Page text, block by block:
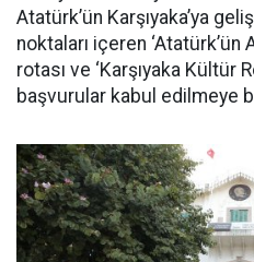
Atatürk’ün Karşıyaka’ya
noktaları içeren ‘Atatürk’ün
rotası ve ‘Karşıyaka Kültür
başvurular kabul edilmeye